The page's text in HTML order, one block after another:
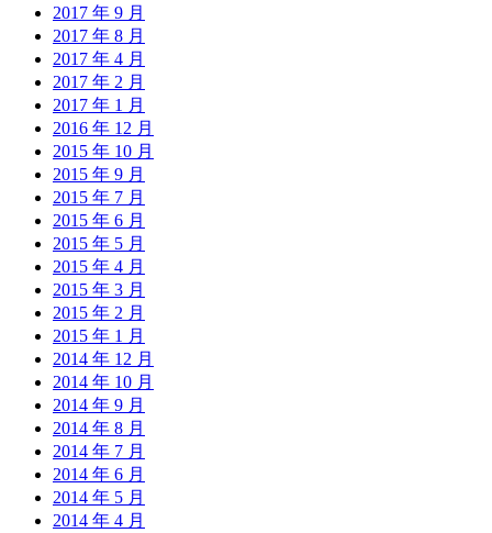
2017 年 9 月
2017 年 8 月
2017 年 4 月
2017 年 2 月
2017 年 1 月
2016 年 12 月
2015 年 10 月
2015 年 9 月
2015 年 7 月
2015 年 6 月
2015 年 5 月
2015 年 4 月
2015 年 3 月
2015 年 2 月
2015 年 1 月
2014 年 12 月
2014 年 10 月
2014 年 9 月
2014 年 8 月
2014 年 7 月
2014 年 6 月
2014 年 5 月
2014 年 4 月